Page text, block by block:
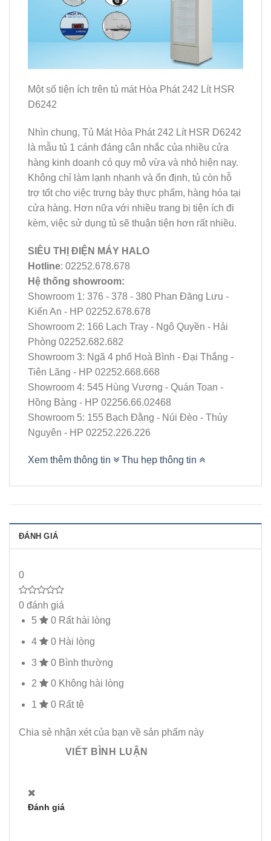
Một số tiện ích trên tủ mát Hòa Phát 242 Lít HSR
D6242
Nhìn chung, Tủ Mát Hòa Phát 242 Lít HSR D6242
là mẫu tủ 1 cánh đáng cân nhắc của nhiều cửa
hàng kinh doanh có quy mô vừa và nhỏ hiện nay.
Không chỉ làm lạnh nhanh và ổn định, tủ còn hỗ
trợ tốt cho việc trưng bày thực phẩm, hàng hóa tại
cửa hàng. Hơn nữa với nhiều trang bị tiện ích đi
kèm, việc sử dụng tủ sẽ thuận tiện hơn rất nhiều.
SIÊU THỊ ĐIỆN MÁY HALO
Hotline: 02252.678.678
Hệ thống showroom:
Showroom 1: 376 - 378 - 380 Phan Đăng Lưu -
Kiến An - HP 02252.678.678
Showroom 2: 166 Lạch Tray - Ngô Quyền - Hải
Phòng 02252.682.682
Showroom 3: Ngã 4 phố Hoà Bình - Đại Thắng -
Tiên Lãng - HP 02252.668.668
Showroom 4: 545 Hùng Vương - Quán Toan -
Hồng Bàng - HP 02256.66.02468
Showroom 5: 155 Bạch Đằng - Núi Đèo - Thủy
Nguyên - HP 02252.226.226
Xem thêm thông tin Thu hẹp thông tin
ĐÁNH GIÁ
0
0 đánh giá
5
0 Rất hài lòng
4 0 Hài lòng
3 0 Bình thường
2 0 Không hài lòng
1 0 Rất tệ
Chia sẻ nhận xét của bạn về sản phẩm này
VIẾT BÌNH LUẬN
Đánh giá